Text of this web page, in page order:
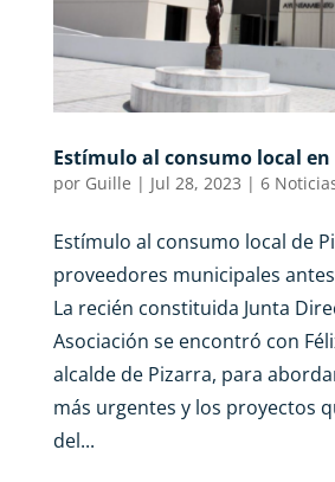
Estímulo al consumo local en
por Guille | Jul 28, 2023 | 6
Estímulo al consumo local de
proveedores municipales
La recién constituida Junta
Asociación se encontró con
alcalde de Pizarra, para
más urgentes y los proyectos
del...